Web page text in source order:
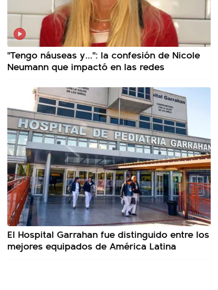
"Tengo náuseas y...": la confesión de Nicole
Neumann que impactó en las redes
El Hospital Garrahan fue distinguido entre los
mejores equipados de América Latina